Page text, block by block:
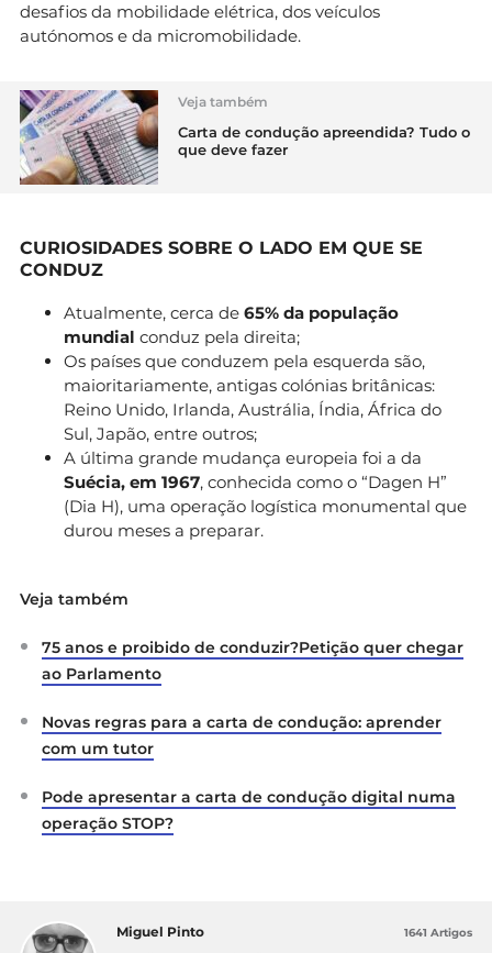
desafios da mobilidade elétrica, dos veículos
autónomos e da micromobilidade.
Veja também
Carta de condução apreendida? Tudo o
que deve fazer
CURIOSIDADES SOBRE O LADO EM QUE SE
CONDUZ
Atualmente, cerca de 65% da população
mundial conduz pela direita;
Os países que conduzem pela esquerda são,
maioritariamente, antigas colónias britânicas:
Reino Unido, Irlanda, Austrália, Índia, África do
Sul, Japão, entre outros;
A última grande mudança europeia foi a da
Suécia, em 1967, conhecida como o “Dagen H”
(Dia H), uma operação logística monumental que
durou meses a preparar.
Veja também
75 anos e proibido de conduzir?Petição quer chegar
ao Parlamento
Novas regras para a carta de condução: aprender
com um tutor
Pode apresentar a carta de condução digital numa
operação STOP?
Miguel Pinto 1641 Artigos